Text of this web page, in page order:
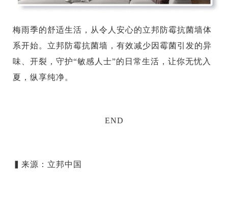
梅雨季的舒适生活，从令人安心的立邦防霉抗菌墙体
系开始。立邦防霉抗菌墙，有效减少因霉菌引发的异
味、开裂，守护“敏感人士”的日常生活，让你无忧入
夏，纵享纯净。
END
▍来源：立邦中国